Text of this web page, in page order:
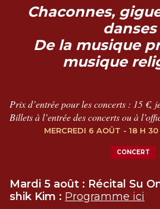
Chaconnes,
danses
De la musique
musique
Prix d’entrée pour les concerts : 15 €,
Billets à l’entrée des concerts ou à
MERCREDI 6 AOÛT - 18 H
CONCERT
Mardi 5 août : Récital Su
shik Kim : Programme ici